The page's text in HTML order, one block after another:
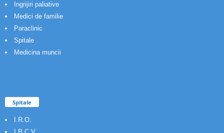
Ingrijiri paliative
Medici de familie
Paraclinic
Spitale
Medicina muncii
Spitale
I.R.O.